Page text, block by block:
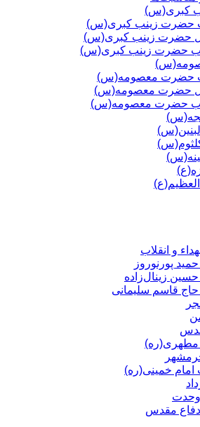
کبری(س)
حضرت زینب کبری(س)
حضرت زینب کبری(س)
حضرت زینب کبری(س)
حضرت معصومه(س)
حضرت معصومه(س)
حضرت معصومه(س)
و انقلاب
پورنوروز
زینال‌زاده
قاسم سلیمانی
مطهری(ره)
خمینی(ره)
وحدت
دفاع مقدس